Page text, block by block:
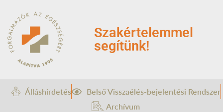
Szakértelemmel
segítünk!
Álláshirdetés
Belső Visszaélés-bejelentési Rendszer
Archívum